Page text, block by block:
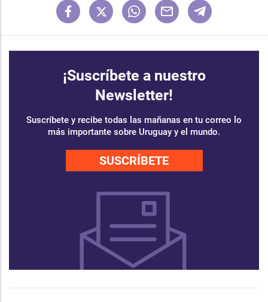
¡Suscríbete a nuestro
Newsletter!
Suscríbete y recibe todas las mañanas en tu correo lo
más importante sobre Uruguay y el mundo.
SUSCRÍBETE